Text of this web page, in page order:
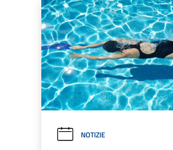
NOTIZIE